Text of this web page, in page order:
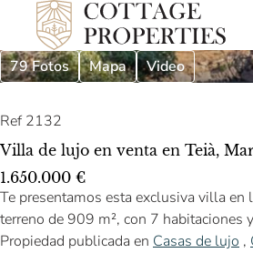
79 Fotos Mapa Video
Ref 2132
Villa de lujo en venta en Teià,
1.650.000 €
Te presentamos esta exclusiva villa en
terreno de 909 m², con 7 habitaciones
Propiedad publicada en Casas de lujo ,